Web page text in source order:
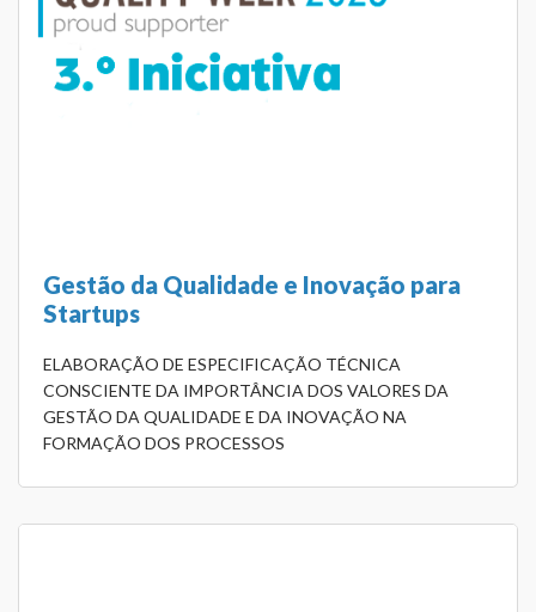
Gestão da Qualidade e Inovação para
Startups
ELABORAÇÃO DE ESPECIFICAÇÃO TÉCNICA
CONSCIENTE DA IMPORTÂNCIA DOS VALORES DA
GESTÃO DA QUALIDADE E DA INOVAÇÃO NA
FORMAÇÃO DOS PROCESSOS